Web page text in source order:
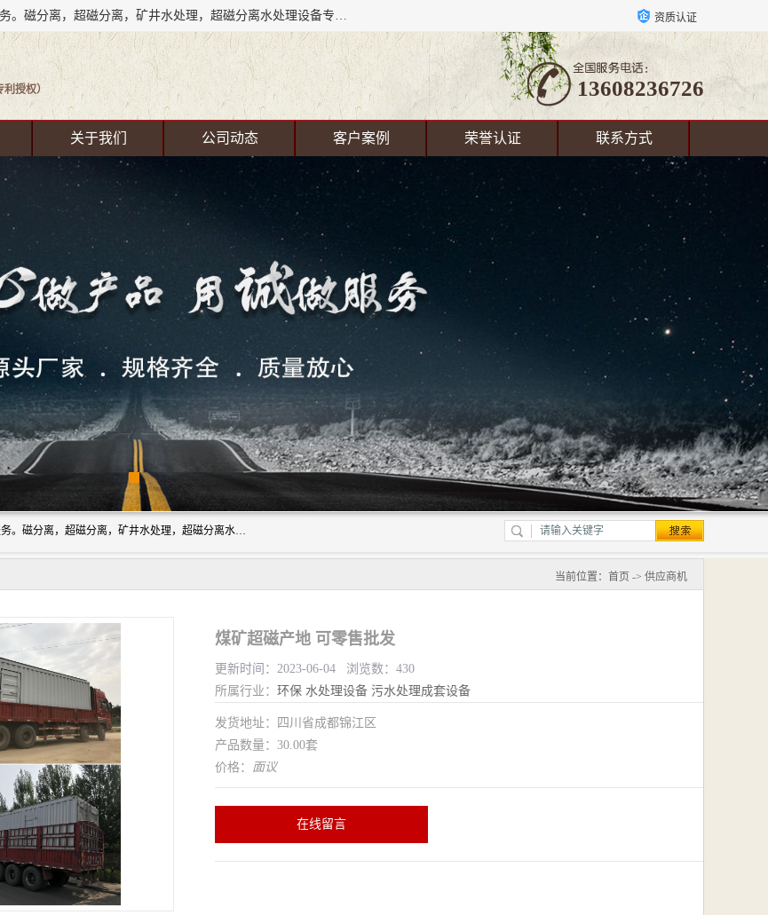
成都源蓉科技公司长期致力于环保技术的研发、设备制造、销售服务。磁分离，超磁分离，矿井水处理，超磁分离水处理设备专业厂家（国家发明专利授权）在水处理领域，公司拥有自己的技术，包括磁分离净化、磁力脱水、精密过滤等，且已获得多项国家发明专利磁分离设备，一级强化设备，磁分离机，磁分离水处理技术服务，超磁分离水处理技术服务。 资质认证
授权） 13608236726
关于我们 公司动态 客户案例 荣誉认证 联系方式
成都源蓉科技公司长期致力于环保技术的研发、设备制造、销售服务。磁分离，超磁分离，矿井水处理，超磁分离水处理设备专业厂家（国家发明专利授权）在水处理领域，公司拥有自己的技术，包括磁分离净化、磁力脱水、精密过滤等，且已获得多项国家发明专利磁分离设备，一级强化设备，磁分离机，磁分离水处理技术服务，超磁分离水处理技术服务。
当前位置： 首页 -> 供应商机
煤矿超磁产地 可零售批发
更新时间：2023-06-04 浏览数：430
所属行业： 环保 水处理设备 污水处理成套设备
发货地址：四川省成都锦江区
产品数量：30.00套
价格： 面议
在线留言